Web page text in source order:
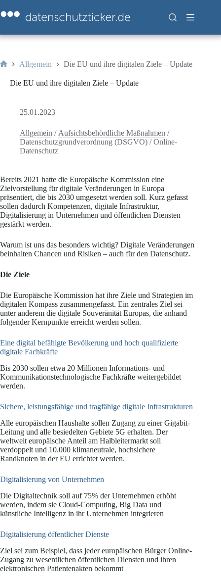
Inhalt
springen
Allgemein Die EU und ihre digitalen Ziele – Update
Die EU und ihre digitalen Ziele – Update
25.01.2023
Allgemein / Aufsichtsbehördliche Maßnahmen /
Datenschutzgrundverordnung (DSGVO) /Online-
Datenschutz
Bereits 2021 hatte die Europäische Kommission eine
Zielvorstellung für digitale Veränderungen in Europa
präsentiert, die bis 2030 umgesetzt werden soll. Kurz gefasst
sollen dadurch Kompetenzen, digitale Infrastruktur,
Digitalisierung in Unternehmen und öffentlichen Diensten
gestärkt werden.
Warum ist uns das besonders wichtig? Digitale Veränderungen
beinhalten Chancen und Risiken – auch für den Datenschutz.
Die Ziele
Die Europäische Kommission hat ihre Ziele und Strategien im
digitalen Kompass zusammengefasst. Ein zentrales Ziel sei
unter anderem die digitale Souveränität Europas, die anhand
folgender Kernpunkte erreicht werden sollen.
Eine digital befähigte Bevölkerung und hoch qualifizierte
digitale Fachkräfte
Bis 2030 sollen etwa 20 Millionen Informations- und
Kommunikationstechnologische Fachkräfte weitergebildet
werden.
Sichere, leistungsfähige und tragfähige digitale Infrastrukturen
Alle europäischen Haushalte sollen Zugang zu einer Gigabit-
Leitung und alle besiedelten Gebiete 5G erhalten. Der
weltweit europäische Anteil am Halbleitermarkt soll
verdoppelt und 10.000 klimaneutrale, hochsichere
Randknoten in der EU errichtet werden.
Digitalisierung von Unternehmen
Die Digitaltechnik soll auf 75% der Unternehmen erhöht
werden, indem sie Cloud-Computing, Big Data und
künstliche Intelligenz in ihr Unternehmen integrieren
Digitalisierung öffentlicher Dienste
Ziel sei zum Beispiel, dass jeder europäischen Bürger Online-
Zugang zu wesentlichen öffentlichen Diensten und ihren
elektronischen Patientenakten bekommt